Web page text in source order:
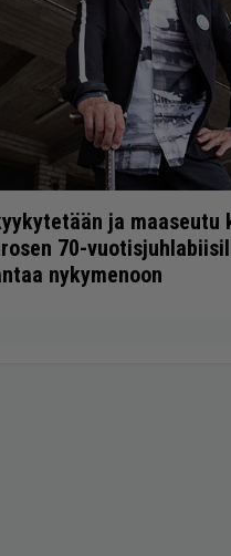
ja maaseutu
70-
nykymenoon